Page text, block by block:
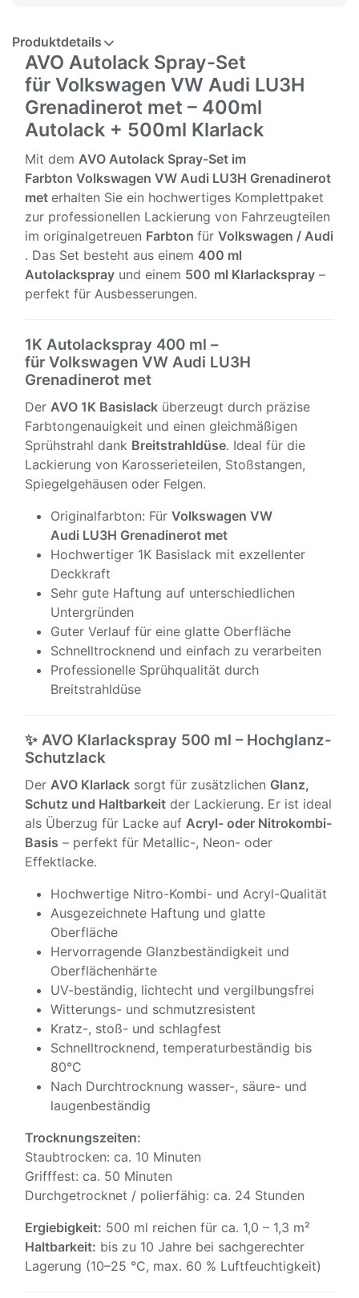
Produktdetails
AVO Autolack Spray-Set
für Volkswagen VW Audi LU3H
Grenadinerot met – 400ml
Autolack + 500ml Klarlack
Mit dem AVO Autolack Spray-Set im
Farbton Volkswagen VW Audi LU3H Grenadinerot
met erhalten Sie ein hochwertiges Komplettpaket
zur professionellen Lackierung von Fahrzeugteilen
im originalgetreuen Farbton für Volkswagen / Audi
. Das Set besteht aus einem 400 ml
Autolackspray und einem 500 ml Klarlackspray –
perfekt für Ausbesserungen.
1K Autolackspray 400 ml –
für Volkswagen VW Audi LU3H
Grenadinerot met
Der AVO 1K Basislack überzeugt durch präzise
Farbtongenauigkeit und einen gleichmäßigen
Sprühstrahl dank Breitstrahldüse. Ideal für die
Lackierung von Karosserieteilen, Stoßstangen,
Spiegelgehäusen oder Felgen.
Originalfarbton: Für Volkswagen VW
Audi LU3H Grenadinerot met
Hochwertiger 1K Basislack mit exzellenter
Deckkraft
Sehr gute Haftung auf unterschiedlichen
Untergründen
Guter Verlauf für eine glatte Oberfläche
Schnelltrocknend und einfach zu verarbeiten
Professionelle Sprühqualität durch
Breitstrahldüse
✨ AVO Klarlackspray 500 ml – Hochglanz-
Schutzlack
Der AVO Klarlack sorgt für zusätzlichen Glanz,
Schutz und Haltbarkeit der Lackierung. Er ist ideal
als Überzug für Lacke auf Acryl- oder Nitrokombi-
Basis – perfekt für Metallic-, Neon- oder
Effektlacke.
Hochwertige Nitro-Kombi- und Acryl-Qualität
Ausgezeichnete Haftung und glatte
Oberfläche
Hervorragende Glanzbeständigkeit und
Oberflächenhärte
UV-beständig, lichtecht und vergilbungsfrei
Witterungs- und schmutzresistent
Kratz-, stoß- und schlagfest
Schnelltrocknend, temperaturbeständig bis
80°C
Nach Durchtrocknung wasser-, säure- und
laugenbeständig
Trocknungszeiten:
Staubtrocken: ca. 10 Minuten
Grifffest: ca. 50 Minuten
Durchgetrocknet / polierfähig: ca. 24 Stunden
Ergiebigkeit: 500 ml reichen für ca. 1,0 – 1,3 m²
Haltbarkeit: bis zu 10 Jahre bei sachgerechter
Lagerung (10–25 °C, max. 60 % Luftfeuchtigkeit)